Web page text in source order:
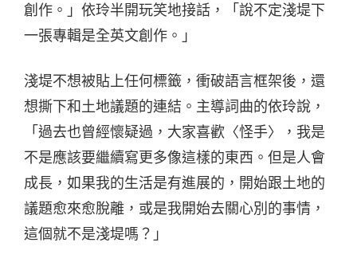
創作。」依玲半開玩笑地接話，「說不定淺堤下
一張專輯是全英文創作。」
淺堤不想被貼上任何標籤，衝破語言框架後，還
想撕下和土地議題的連結。主導詞曲的依玲說，
「過去也曾經懷疑過，大家喜歡〈怪手〉，我是
不是應該要繼續寫更多像這樣的東西。但是人會
成長，如果我的生活是有進展的，開始跟土地的
議題愈來愈脫離，或是我開始去關心別的事情，
這個就不是淺堤嗎？」